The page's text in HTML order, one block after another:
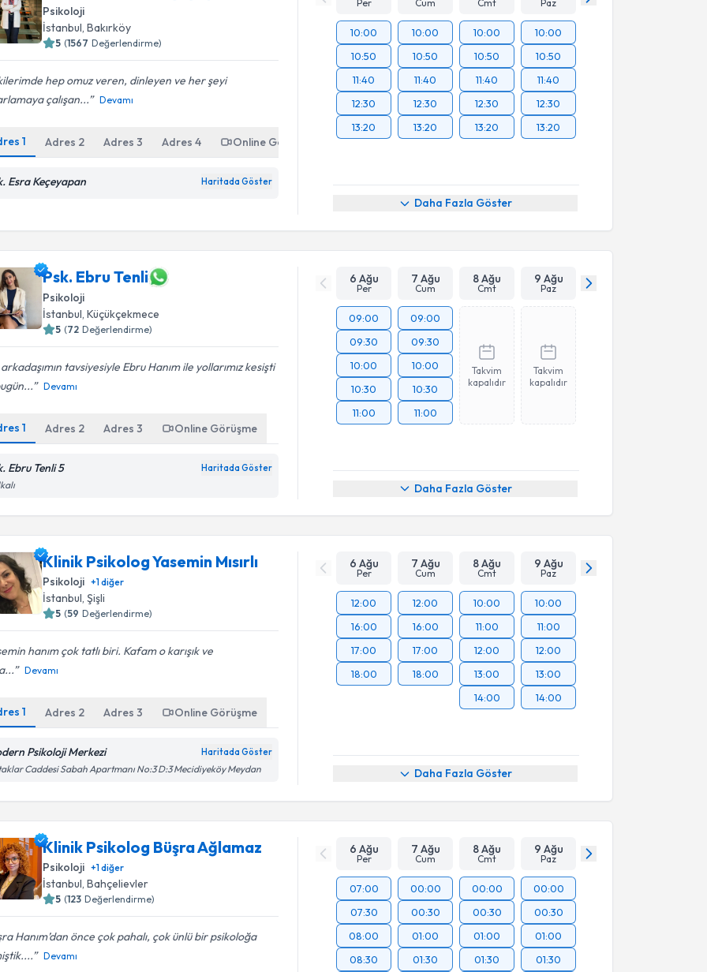
Psikoloji
İstanbul, Bakırköy
5 (1567 Değerlendirme)
hep omuz veren, dinleyen ve her şeyi
çalışan...
Devamı
1 Adres 2 Adres3 Adres4 Online Görüşme
Esra Keçeyapan Haritada Göster
Per Cum Cmt Paz
10:00
10:50
11:40
12:30
13:20
10:00
10:50
11:40
12:30
13:20
10:00
10:50
11:40
12:30
13:20
10:00
10:50
11:40
12:30
13:20
Daha Fazla Göster
Psk. Ebru Tenli
Psikoloji
İstanbul , Küçükçekmece
5 (72 Değerlendirme)
tavsiyesiyle Ebru Hanım ile yollarımız kesişti
Devamı
1 Adres 2 Adres3 Online Görüşme
Ebru Tenli 5 Haritada Göster
6 Ağu
Per
7 Ağu
Cum
8 Ağu
Cmt
9 Ağu
Paz
09:00
09:30
10:00
10:30
11:00
09:00
09:30
10:00
10:30
11:00
Takvim
kapalıdır
Takvim
kapalıdır
Daha Fazla Göster
Klinik Psikolog Yasemin Mısırlı
Psikoloji +1diğer
İstanbul, Şişli
5 (59 Değerlendirme)
hanım çok tatlı biri. Kafam o karışık ve
Devamı
1 Adres 2 Adres3 Online Görüşme
Psikoloji Merkezi Haritada Göster
Caddesi Sabah Apartmanı No:3 D:3 Mecidiyeköy Meydan
6 Ağu
Per
7 Ağu
Cum
8 Ağu
Cmt
9 Ağu
Paz
12:00
16:00
17:00
18:00
12:00
16:00
17:00
18:00
10:00
11:00
12:00
13:00
14:00
10:00
11:00
12:00
13:00
14:00
Daha Fazla Göster
Klinik Psikolog Büşra Ağlamaz
Psikoloji +1diğer
İstanbul , Bahçelievler
5 (123 Değerlendirme)
Hanım’dan önce çok pahalı, çok ünlü bir psikoloğa
Devamı
6 Ağu
Per
7 Ağu
Cum
8 Ağu
Cmt
9 Ağu
Paz
07:00
07:30
08:00
08:30
00:00
00:30
01:00
01:30
00:00
00:30
01:00
01:30
00:00
00:30
01:00
01:30